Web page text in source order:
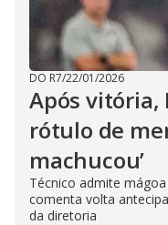
DO R7/22/01/2026
Após vitória,
rótulo de
machucou’
Técnico admite
comenta volta
da diretoria